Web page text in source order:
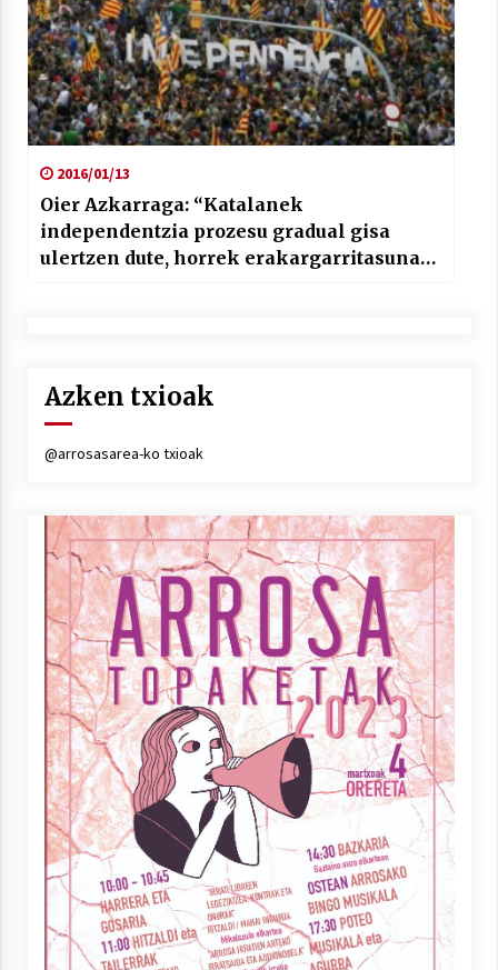
2016/01/13
Oier Azkarraga: “Katalanek
independentzia prozesu gradual gisa
ulertzen dute, horrek erakargarritasuna
Azken txioak
@arrosasarea-ko txioak